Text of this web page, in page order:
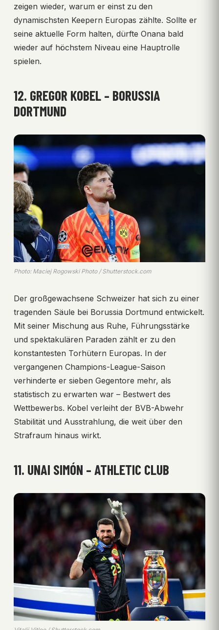
zeigen wieder, warum er einst zu den
dynamischsten Keepern Europas zählte. Sollte er
seine aktuelle Form halten, dürfte Onana bald
wieder auf höchstem Niveau eine Hauptrolle
spielen.
12. GREGOR KOBEL – BORUSSIA
DORTMUND
Photo: Maciej Rogowski Photo / Shutterstock.com
Der großgewachsene Schweizer hat sich zu einer
tragenden Säule bei Borussia Dortmund entwickelt.
Mit seiner Mischung aus Ruhe, Führungsstärke
und spektakulären Paraden zählt er zu den
konstantesten Torhütern Europas. In der
vergangenen Champions-League-Saison
verhinderte er sieben Gegentore mehr, als
statistisch zu erwarten war – Bestwert des
Wettbewerbs. Kobel verleiht der BVB-Abwehr
Stabilität und Ausstrahlung, die weit über den
Strafraum hinaus wirkt.
11. UNAI SIMÓN – ATHLETIC CLUB